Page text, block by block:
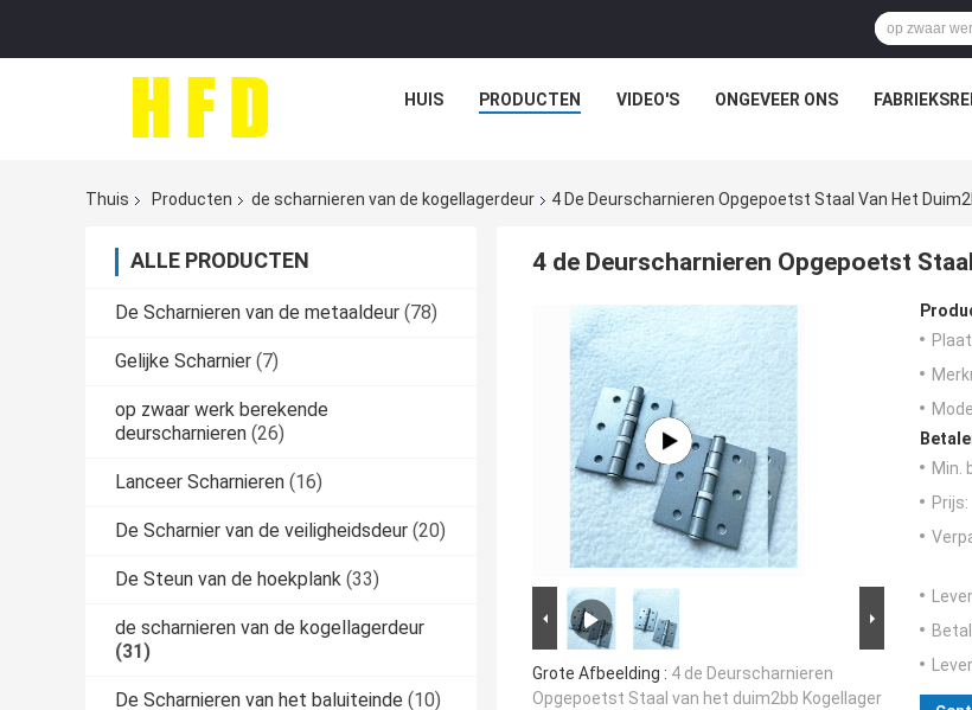
HUIS PRODUCTEN VIDEO'S ONGEVEER ONS
Thuis Producten de scharnieren van de kogellagerdeur 4 De Deurscharnieren Opgepoetst Staal Van Het
ALLE PRODUCTEN
De Scharnieren van de metaaldeur (78)
Gelijke Scharnier (7)
op zwaar werk berekende
deurscharnieren (26)
Lanceer Scharnieren (16)
De Scharnier van de veiligheidsdeur (20)
De Steun van de hoekplank (33)
de scharnieren van de kogellagerdeur
(31)
De Scharnieren van het baluiteinde (10)
4 de Deurscharnieren Opgepoetst
Grote Afbeelding : 4 de Deurscharnieren
Opgepoetst Staal van het duim2bb Kogellager
Min.
Prijs: